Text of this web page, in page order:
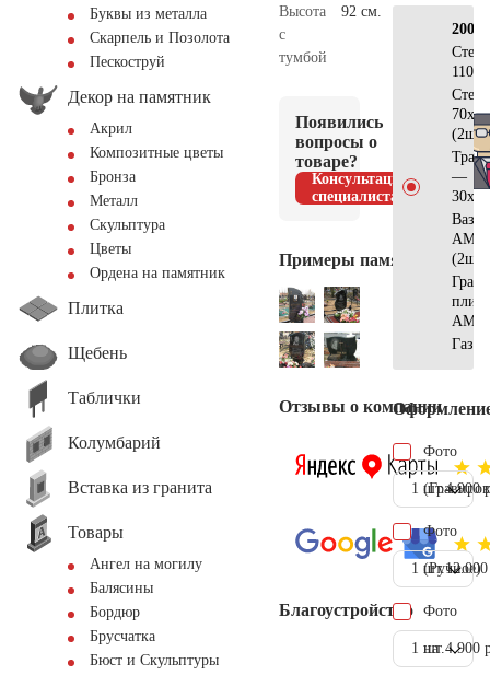
Буквы из металла
Скарпель и Позолота
Пескоструй
Декор на памятник
Акрил
Композитные цветы
Бронза
Металл
Скульптура
Цветы
Ордена на памятник
Плитка
Щебень
Таблички
Колумбарий
Вставка из гранита
Товары
Ангел на могилу
Балясины
Бордюр
Брусчатка
Бюст и Скульптуры
Высота
с
тумбой
92 см.
Появились
вопросы о
товаре?
Консультация
специалиста
Примеры памятников
Отзывы о компании
Благоустройство
(2шт)
—
(2шт)
Газон
Фото
1 шт.4.900
Фото
(Ручное)
1 шт.
Фото
на
1 шт. 4.900